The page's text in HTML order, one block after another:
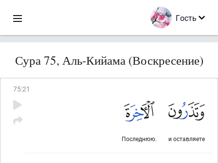
Гость
Сура 75, Аль-Кийама (Воскресение)
75:21
и оставляете
Последнюю.